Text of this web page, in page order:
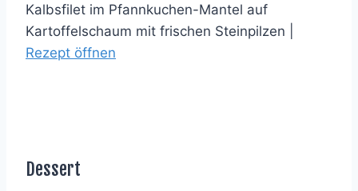
Kalbsfilet im Pfannkuchen-Mantel auf
Kartoffelschaum mit frischen Steinpilzen |
Rezept öffnen
Dessert